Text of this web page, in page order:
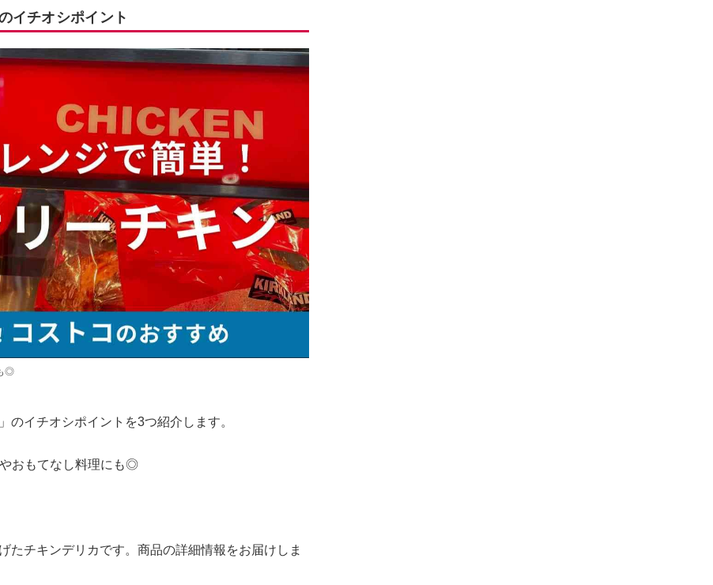
イチオシポイント
◎
のイチオシポイントを3つ紹介します。
おもてなし料理にも◎
たチキンデリカです。商品の詳細情報をお届けしま